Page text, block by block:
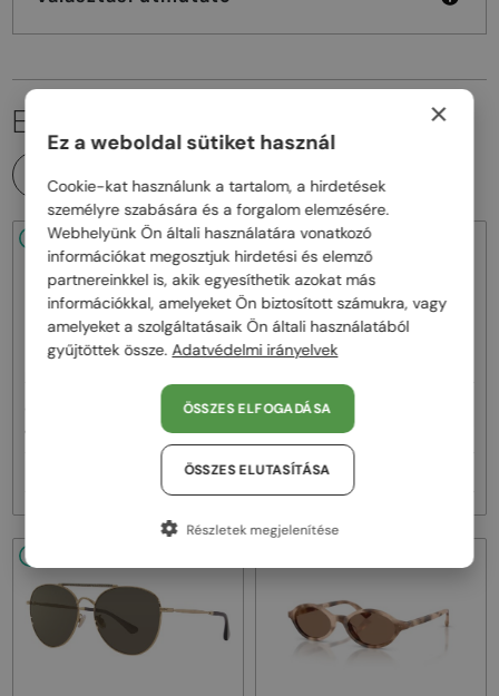
EZ IS ÉRDEKELHET
48/72
Napszemüvegek
JC4012 - 300613 - 60
48/72
Jimmy Choo
JC4012 - 300620 - 60
58 000 Ft
×
Ez a weboldal sütiket használ
Cookie-kat használunk a tartalom, a hirdetések
személyre szabására és a forgalom elemzésére.
Webhelyünk Ön általi használatára vonatkozó
információkat megosztjuk hirdetési és elemző
partnereinkkel is, akik egyesíthetik azokat más
információkkal, amelyeket Ön biztosított számukra, vagy
amelyeket a szolgáltatásaik Ön általi használatából
gyűjtöttek össze. Adatvédelmi irányelvek
ÖSSZES ELFOGADÁSA
ÖSSZES ELUTASÍTÁSA
Részletek megjelenítése